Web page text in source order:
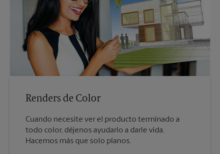
Renders de Color
Cuando necesite ver el producto terminado a
todo color, déjenos ayudarlo a darle vida.
Hacemos más que solo planos.